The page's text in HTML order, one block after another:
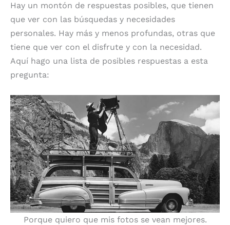
Hay un montón de respuestas posibles, que tienen
que ver con las búsquedas y necesidades
personales. Hay más y menos profundas, otras que
tiene que ver con el disfrute y con la necesidad.
Aquí hago una lista de posibles respuestas a esta
pregunta:
Porque quiero que mis fotos se vean mejores.